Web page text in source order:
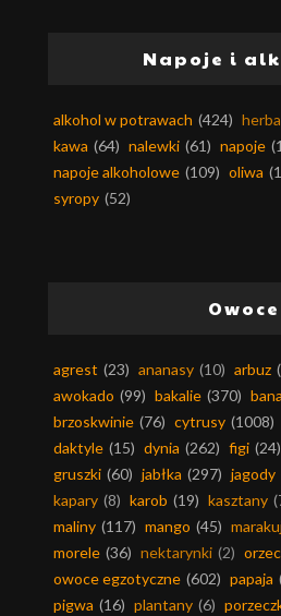
Napoje i
alkohol w potrawach (424)
kawa (64) nalewki (61) napoje
napoje alkoholowe (109) oliwa
syropy (52)
Owoce
agrest (23) ananasy (10) arbuz
awokado (99) bakalie (370)
brzoskwinie (76) cytrusy (1008)
daktyle (15) dynia (262) figi (24)
gruszki (60) jabłka (297) jagody
kapary (8) karob (19) kasztany
maliny (117) mango (45)
morele (36) nektarynki (2)
owoce egzotyczne (602) papaja
pigwa (16) plantany (6)